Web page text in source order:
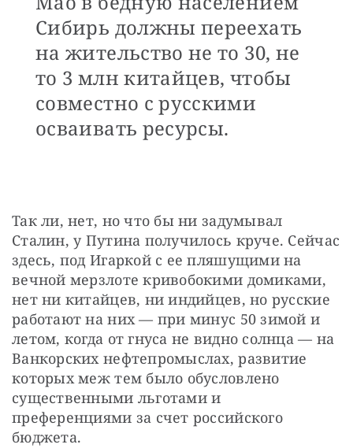
Сибирь должны переехать
на жительство не то 30, не
то 3 млн китайцев, чтобы
совместно с русскими
осваивать ресурсы.
Так ли, нет, но что бы ни задумывал
Сталин, у Путина получилось круче. Сейчас
здесь, под Игаркой с ее пляшущими на
вечной мерзлоте кривобокими домиками,
нет ни китайцев, ни индийцев, но русские
работают на них — при минус 50 зимой и
летом, когда от гнуса не видно солнца — на
Ванкорских нефтепромыслах, развитие
которых меж тем было обусловлено
существенными льготами и
преференциями за счет российского
бюджета.